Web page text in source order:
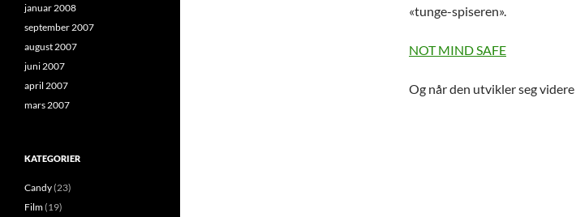
«tunge-spiseren».
NOT MIND SAFE
Og når den utvikler seg videre
januar 2008
september 2007
august 2007
juni 2007
april 2007
mars 2007
KATEGORIER
Candy(23)
Film(19)